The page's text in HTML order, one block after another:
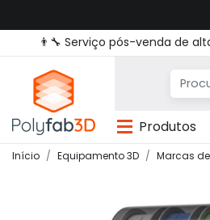
👨‍🔧 Serviço pós-venda de
Produtos
Início Equipamento 3D Marcas